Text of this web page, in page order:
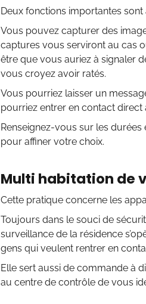
Deux fonctions importantes
Vous pouvez capturer des
captures vous serviront au cas
être que vous auriez à signaler
vous croyez avoir ratés.
Vous pourriez laisser un
pourriez entrer en contact direct
Renseignez-vous sur les
pour affiner votre choix.
Multi habitation de
Cette pratique concerne les
Toujours dans le souci de
surveillance de la résidence
gens qui veulent rentrer en
Elle sert aussi de commande à
au centre de contrôle de vous